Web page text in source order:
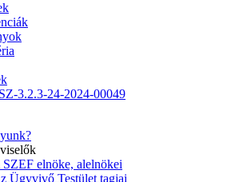
3.2.3-24-2024-00049
SZEF elnöke, alelnökei
Ügyvivő Testület tagjai